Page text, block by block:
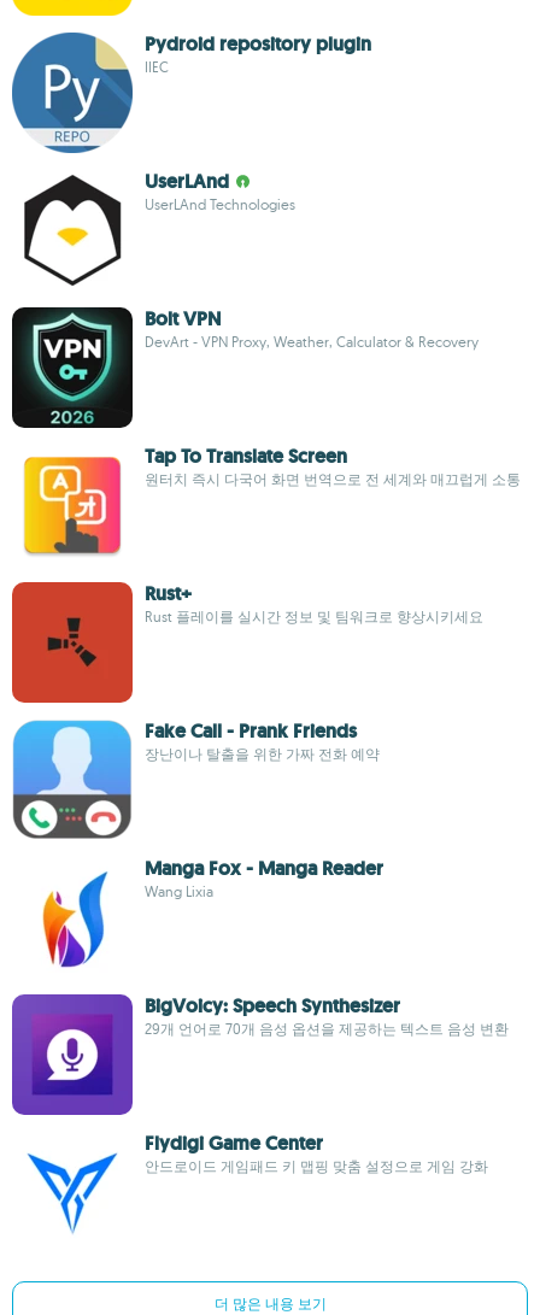
Pydroid repository plugin
IIEC
UserLAnd
UserLAnd Technologies
Bolt VPN
DevArt - VPN Proxy, Weather, Calculator & Recovery
Tap To Translate Screen
원터치 즉시 다국어 화면 번역으로 전 세계와 매끄럽게 소통
Rust+
Rust 플레이를 실시간 정보 및 팀워크로 향상시키세요
Fake Call - Prank Friends
장난이나 탈출을 위한 가짜 전화 예약
Manga Fox - Manga Reader
Wang Lixia
BigVoicy: Speech Synthesizer
29개 언어로 70개 음성 옵션을 제공하는 텍스트 음성 변환
Flydigi Game Center
안드로이드 게임패드 키 맵핑 맞춤 설정으로 게임 강화
더 많은 내용 보기